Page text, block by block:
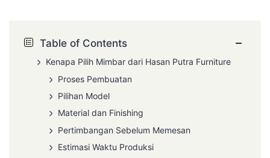
Table of Contents −
Kenapa Pilih Mimbar dari Hasan Putra Furniture
Proses Pembuatan
Pilihan Model
Material dan Finishing
Pertimbangan Sebelum Memesan
Estimasi Waktu Produksi